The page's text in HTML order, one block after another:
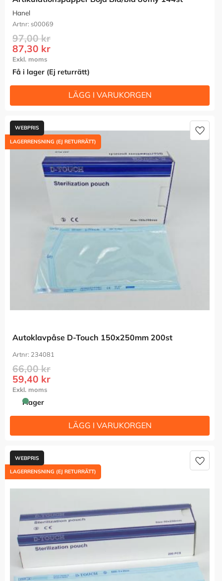
Hanel
s00069
87,30 kr
97,00kr
Få i lager (Ej returrätt)
Autoklavpåse D-Touch 150x250mm 200st
234081
59,40 kr
66,00kr
LAGERRENSNING (EJ RETURRÄTT)
Lägg
I lager
LAGERRENSNING (EJ RETURRÄTT)
Lägg